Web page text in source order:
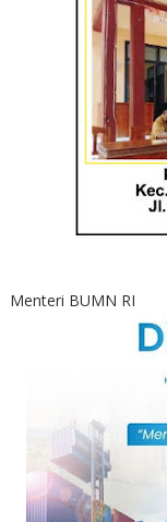
Menteri BUMN RI